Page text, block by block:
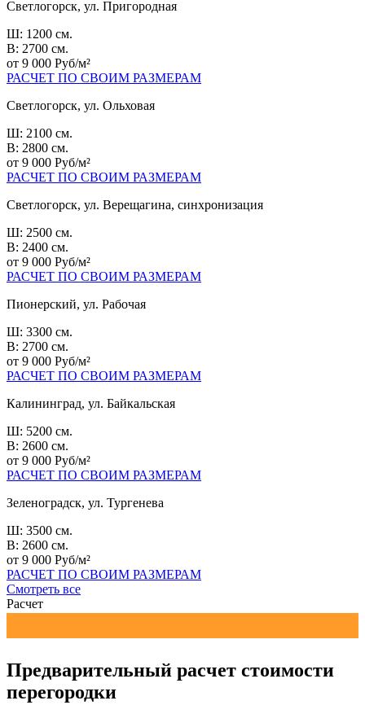
Светлогорск, ул. Пригородная
Ш: 1200 см.
В: 2700 см.
от 9 000 Руб/м²
РАСЧЕТ ПО СВОИМ РАЗМЕРАМ
Светлогорск, ул. Ольховая
Ш: 2100 см.
В: 2800 см.
от 9 000 Руб/м²
РАСЧЕТ ПО СВОИМ РАЗМЕРАМ
Светлогорск, ул. Верещагина, синхронизация
Ш: 2500 см.
В: 2400 см.
от 9 000 Руб/м²
РАСЧЕТ ПО СВОИМ РАЗМЕРАМ
Пионерский, ул. Рабочая
Ш: 3300 см.
В: 2700 см.
от 9 000 Руб/м²
РАСЧЕТ ПО СВОИМ РАЗМЕРАМ
Калининград, ул. Байкальская
Ш: 5200 см.
В: 2600 см.
от 9 000 Руб/м²
РАСЧЕТ ПО СВОИМ РАЗМЕРАМ
Зеленоградск, ул. Тургенева
Ш: 3500 см.
В: 2600 см.
от 9 000 Руб/м²
РАСЧЕТ ПО СВОИМ РАЗМЕРАМ
Смотреть все
Расчет
Предварительный расчет стоимости
перегородки